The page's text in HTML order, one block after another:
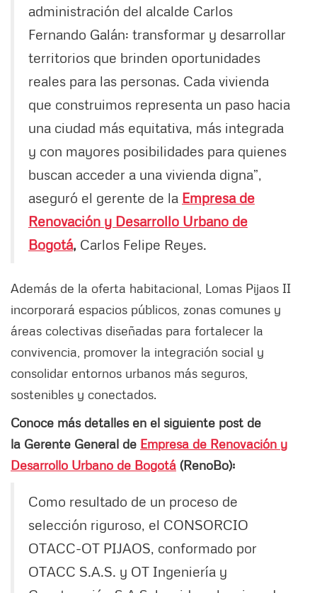
administración del alcalde Carlos
Fernando Galán: transformar y desarrollar
territorios que brinden oportunidades
reales para las personas. Cada vivienda
que construimos representa un paso hacia
una ciudad más equitativa, más integrada
y con mayores posibilidades para quienes
buscan acceder a una vivienda digna”,
aseguró el gerente de la Empresa de
Renovación y Desarrollo Urbano de
Bogotá, Carlos Felipe Reyes.
Además de la oferta habitacional, Lomas Pijaos II
incorporará espacios públicos, zonas comunes y
áreas colectivas diseñadas para fortalecer la
convivencia, promover la integración social y
consolidar entornos urbanos más seguros,
sostenibles y conectados.
Conoce más detalles en el siguiente post de
la Gerente General de Empresa de Renovación y
Desarrollo Urbano de Bogotá (RenoBo):
Como resultado de un proceso de
selección riguroso, el CONSORCIO
OTACC-OT PIJAOS, conformado por
OTACC S.A.S. y OT Ingeniería y